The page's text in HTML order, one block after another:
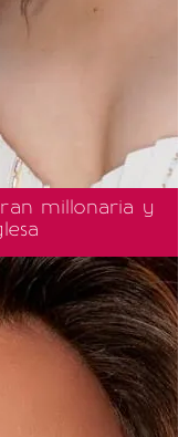
millonaria y